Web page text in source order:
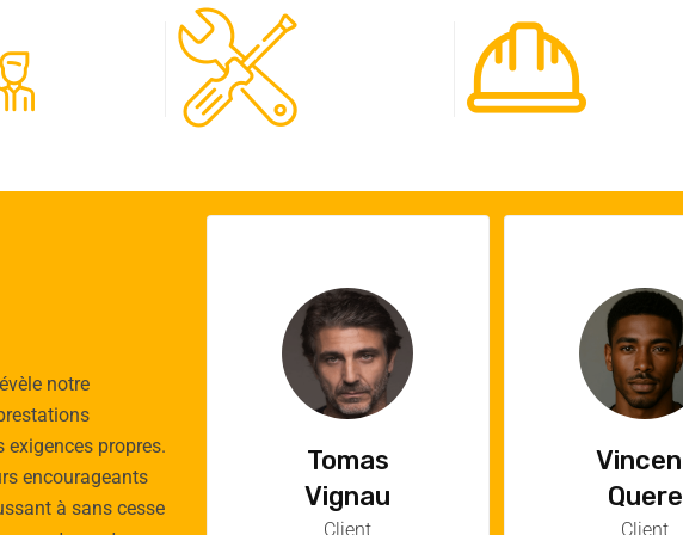
notre
exigences propres.
encourageants
à sans cesse
Tomas
Vignau
Client
Vincent
Quere
Client
Emilie
Cauchy
Cliente